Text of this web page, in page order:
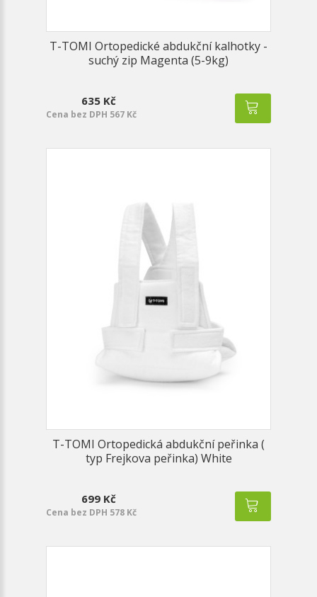
T-TOMI Ortopedické abdukční kalhotky -
suchý zip Magenta (5-9kg)
635 Kč
Cena bez DPH 567 Kč
T-TOMI Ortopedická abdukční peřinka (
typ Frejkova peřinka) White
699 Kč
Cena bez DPH 578 Kč